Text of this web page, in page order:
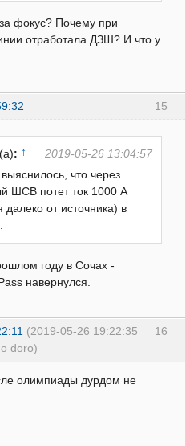
фокус? Почему при
отработала ДЗШ? И что у
15
: ↑
2019-05-26 13:04:57
что через
ШСВ потет ток 1000 А
далеко от источника) в
году в Сочах -
навернулся.
16
(2019-05-26 19:22:35
doro)
олимпиады дурдом не